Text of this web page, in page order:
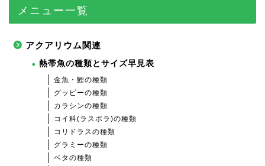
メニュー一覧
アクアリウム関連
熱帯魚の種類とサイズ早見表
金魚・鯉の種類
グッピーの種類
カラシンの種類
コイ科(ラスボラ)の種類
コリドラスの種類
グラミーの種類
ベタの種類